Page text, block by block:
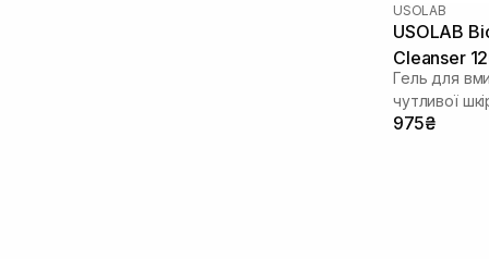
USOLAB
USOLAB
Cleanser
Гель для
чутливої
975₴